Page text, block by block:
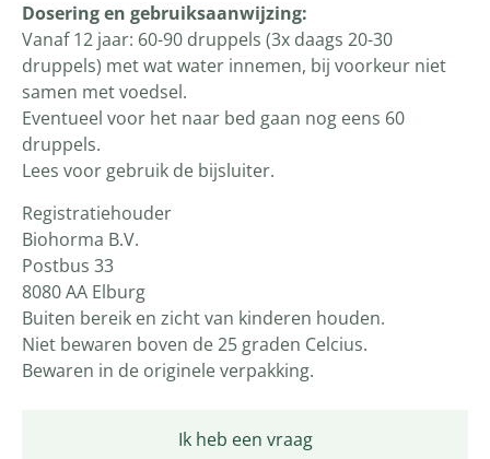
Ik heb een vraag
Dosering en gebruiksaanwijzing:
Vanaf 12 jaar: 60-90 druppels (3x daags 20-30
druppels) met wat water innemen, bij voorkeur niet
samen met voedsel.
Eventueel voor het naar bed gaan nog eens 60
druppels.
Lees voor gebruik de bijsluiter.
Registratiehouder
Biohorma B.V.
Postbus 33
8080 AA Elburg
Buiten bereik en zicht van kinderen houden.
Niet bewaren boven de 25 graden Celcius.
Bewaren in de originele verpakking.